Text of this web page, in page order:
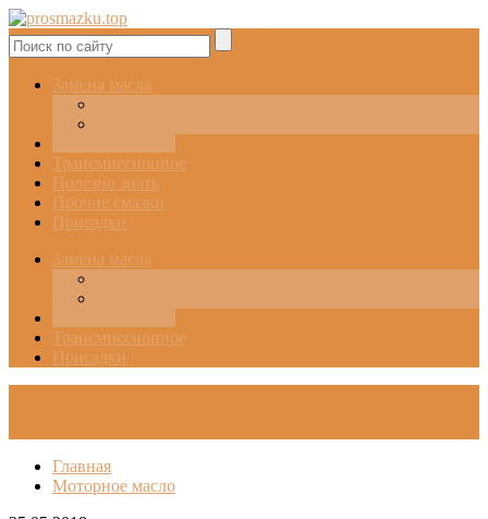
Замена масла
Трансмиссионное
Полезно знать
Прочие смазки
Присадки
Замена масла
Трансмиссионное
Присадки
Главная
Моторное масло